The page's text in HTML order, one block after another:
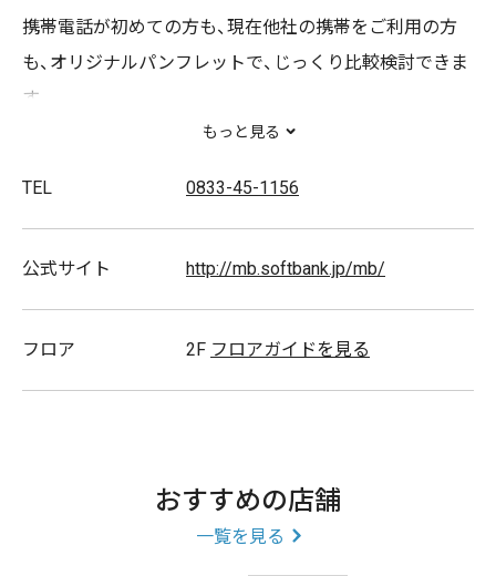
携帯電話が初めての方も、現在他社の携帯をご利用の方
も、オリジナルパンフレットで、じっくり比較検討できま
す。
小さなショップですが､いつも笑顔でスタッフ一同お待ち
もっと見る
TEL 0833-45-1156
公式サイト http://mb.softbank.jp/mb/
フロア 2F フロアガイドを見る
おすすめの店舗
一覧を見る